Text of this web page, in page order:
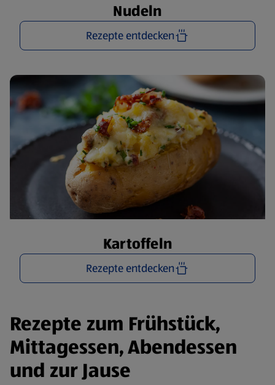
Nudeln
Rezepte entdecken
Kartoffeln
Rezepte entdecken
Rezepte zum Frühstück,
Mittagessen, Abendessen
und zur Jause